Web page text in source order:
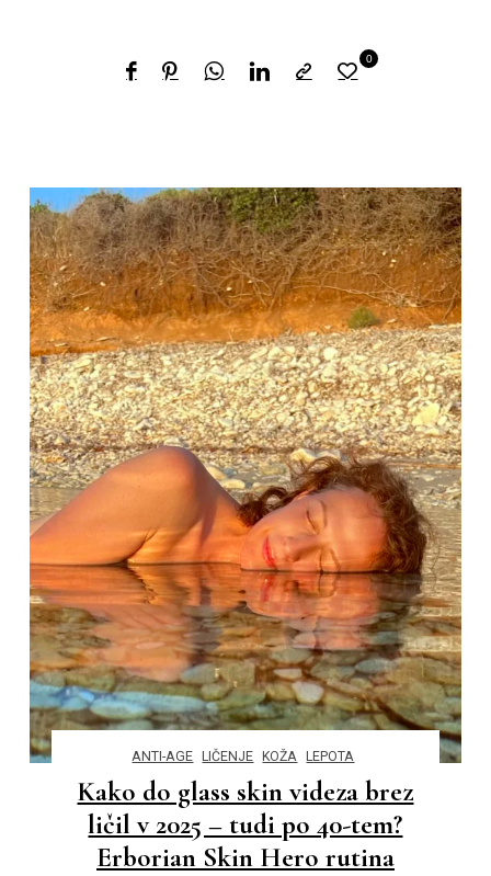
0
ANTI-AGE LIČENJE KOŽA LEPOTA
Kako do glass skin videza brez
ličil v 2025 – tudi po 40-tem?
Erborian Skin Hero rutina